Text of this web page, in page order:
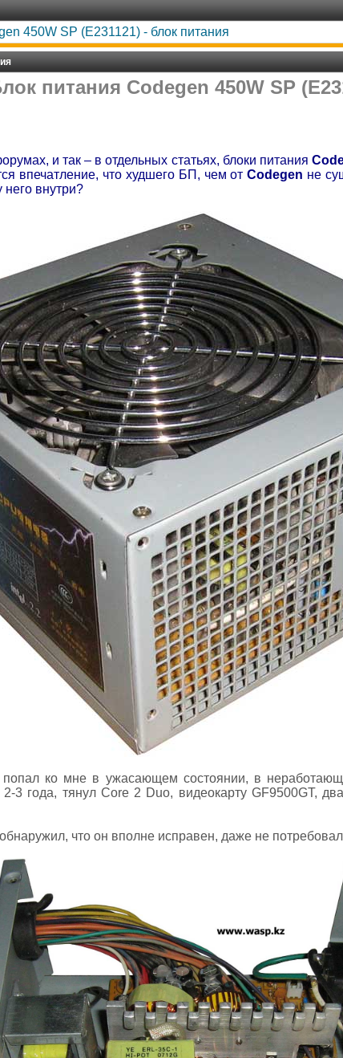
450W SP (E231121) - блок питания
питания Codegen 450W SP
и так – в отдельных статьях, блоки питания
впечатление, что худшего БП, чем отCodegen не
внутри?
попал ко мне в ужасающем состоянии, в
3 года, тянул Core 2 Duo, видеокарту GF9500GT,
что он вполне исправен, даже не